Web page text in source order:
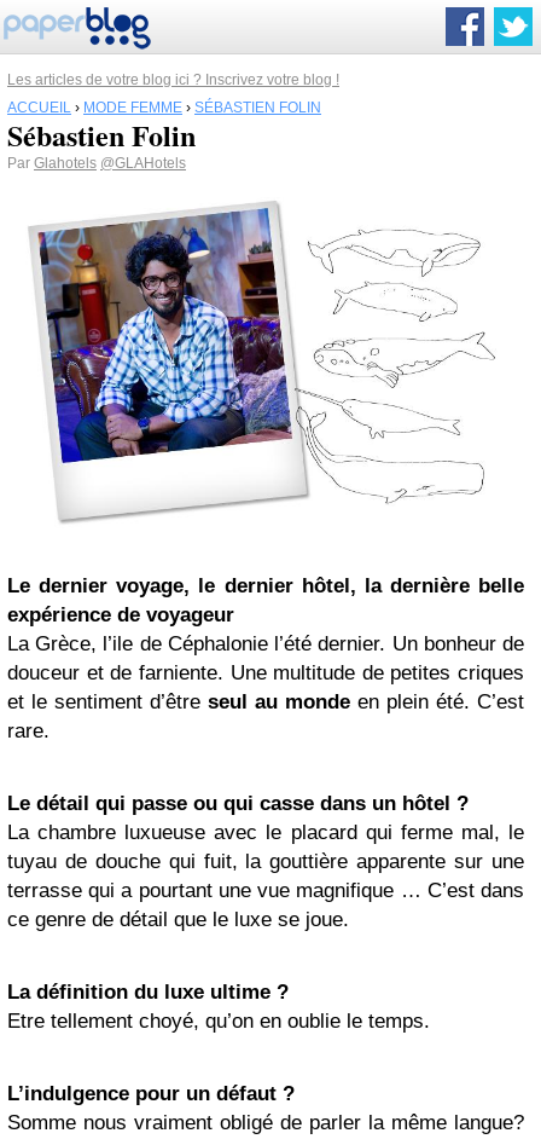
Les articles de votre blog ici ? Inscrivez votre blog !
ACCUEIL › MODE FEMME › SÉBASTIEN FOLIN
Sébastien Folin
Par Glahotels @GLAHotels
Le dernier voyage, le dernier hôtel, la dernière belle
expérience de voyageur
La Grèce, l’ile de Céphalonie l’été dernier. Un bonheur de
douceur et de farniente. Une multitude de petites criques
et le sentiment d’être seul au monde en plein été. C’est
rare.
Le détail qui passe ou qui casse dans un hôtel ?
La chambre luxueuse avec le placard qui ferme mal, le
tuyau de douche qui fuit, la gouttière apparente sur une
terrasse qui a pourtant une vue magnifique … C’est dans
ce genre de détail que le luxe se joue.
La définition du luxe ultime ?
Etre tellement choyé, qu’on en oublie le temps.
L’indulgence pour un défaut ?
Somme nous vraiment obligé de parler la même langue?